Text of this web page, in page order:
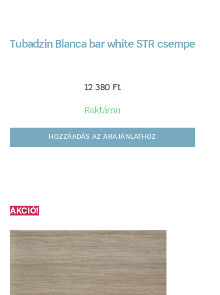
Tubadzin Blanca bar white STR csempe
12 380 Ft
Raktáron
HOZZÁADÁS AZ ÁRAJÁNLATHOZ
AKCIÓ!